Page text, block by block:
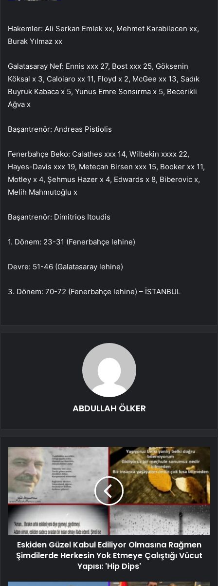
Hakemler: Ali Serkan Emlek xx, Mehmet Karabilecen xx,
Burak Yılmaz xx
Galatasaray Nef: Ennis xxx 27, Bost xxx 25, Göksenin
Köksal x 3, Caloiaro xx 11, Floyd x 2, McGee xx 13, Sadık
Buyruk Kabaca x 5, Yunus Emre Sonsırma x 5, Becerikli
Ağva x
Başantrenör: Andreas Pistiolis
Fenerbahçe Beko: Calathes xxx 14, Wilbekin xxxx 22,
Hayes-Davis xxx 19, Metecan Birsen xxx 15, Booker xx 11,
Motley x 4, Şehmus Hazer x 4, Edwards x 8, Biberovic x,
Melih Mahmutoğlu x
Başantrenör: Dimitrios Itoudis
1. Dönem: 23-31 (Fenerbahçe lehine)
Devre: 51-46 (Galatasaray lehine)
3. Dönem: 70-72 (Fenerbahçe lehine) – İSTANBUL
ABDULLAH ÖLKER
Eskiden Güzel Kabul Ediliyor Olmasına Rağmen
Şimdilerde Herkesin Yok Etmeye Çalıştığı Vücut
Yapısı: 'Hip Dips'